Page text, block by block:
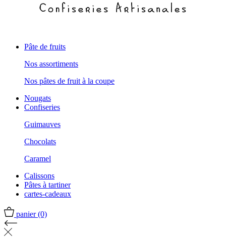
Pâte de fruits
Nos assortiments
Nos pâtes de fruit à la coupe
Nougats
Confiseries
Guimauves
Chocolats
Caramel
Calissons
Pâtes à tartiner
cartes-cadeaux
panier(0)